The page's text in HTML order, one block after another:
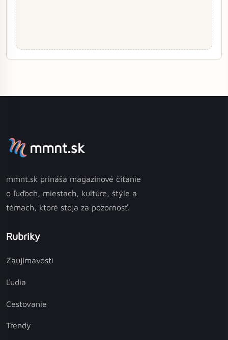
mmnt.sk
mmnt.sk prináša magazínové čítanie
o ľuďoch, miestach, kultúre, štýle a
témach, ktoré stoja za pozornosť.
Rubriky
Zaujímavosti
Ľudia
Cestovanie
Trendy